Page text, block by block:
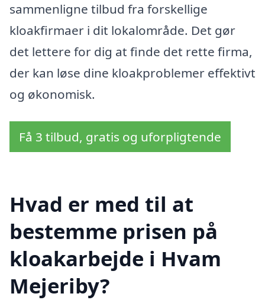
sammenligne tilbud fra forskellige
kloakfirmaer i dit lokalområde. Det gør
det lettere for dig at finde det rette firma,
der kan løse dine kloakproblemer effektivt
og økonomisk.
Få 3 tilbud, gratis og uforpligtende
Hvad er med til at
bestemme prisen på
kloakarbejde i Hvam
Mejeriby?